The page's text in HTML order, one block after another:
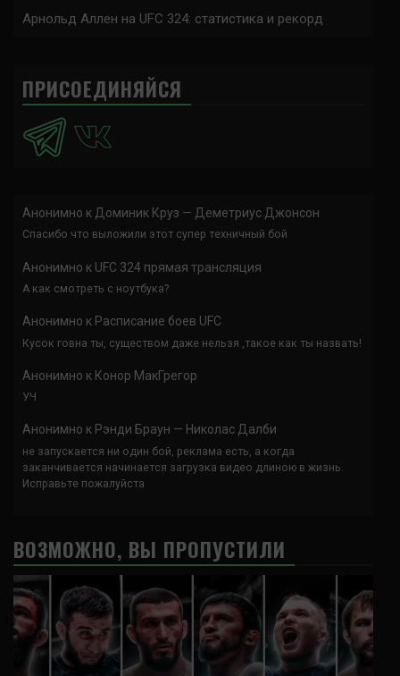
Арнольд Аллен на UFC 324: статистика и рекорд
ПРИСОЕДИНЯЙСЯ
Анонимно к Доминик Круз — Деметриус Джонсон
Спасибо что выложили этот супер техничный бой
Анонимно к UFC 324 прямая трансляция
А как смотреть с ноутбука?
Анонимно к Расписание боев UFC
Кусок говна ты, существом даже нельзя ,такое как ты назвать!
Анонимно к Конор МакГрегор
УЧ
Анонимно к Рэнди Браун — Николас Далби
не запускается ни один бой, реклама есть, а когда
заканчивается начинается загрузка видео длиною в жизнь.
Исправьте пожалуйста
ВОЗМОЖНО, ВЫ ПРОПУСТИЛИ